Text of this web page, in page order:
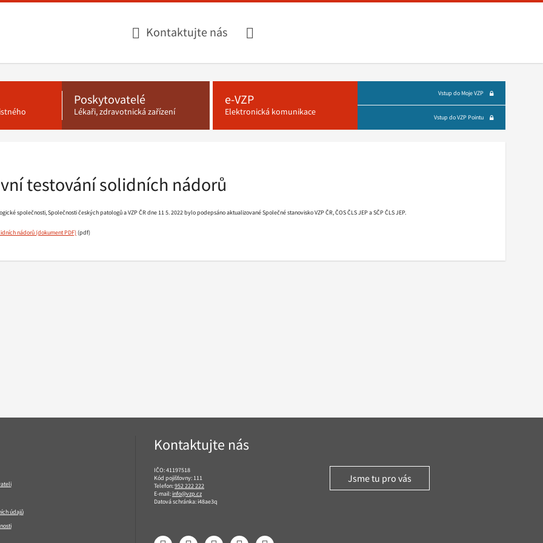
Kontaktujte nás
Poskytovatelé
Lékaři, zdravotnická zařízení
e-VZP
Elektronická komunikace
Vstup do Moje VZP
Vstup do VZP Pointu
testování solidních nádorů
společnosti, Společnosti českých patologů a VZP ČR dne 11 5. 2022 bylo podepsáno aktualizované Společné stanovisko VZP ČR, ČOS ČLS JEP a SČP ČLS JEP.
nádorů (pdf)
údajů
Kontaktujte nás
IČO: 41197518
Kód pojišťovny: 111
Telefon:952 222 222
E-mail:info@vzp.cz
Datová schránka: i48ae3q
Jsme tu pro vás
FacebookLinkedIn YouTube InstagramTwitter